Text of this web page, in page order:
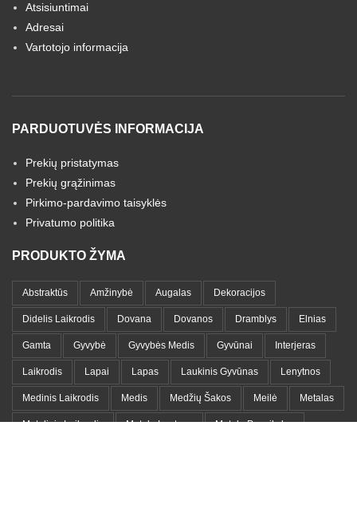
Atsisiuntimai
Adresai
Vartotojo informacija
PARDUOTUVĖS INFORMACIJA
Prekių pristatymas
Prekių grąžinimas
Pirkimo-pardavimo taisyklės
Privatumo politika
PRODUKTO ŽYMA
Abstraktūs Amžinybė Augalas Dekoracijos
Didelis Laikrodis Dovana Dovanos Dramblys Elnias
Gamta Gyvybė Gyvybės Medis Gyvūnai Interjeras
Laikrodis Lapai Lapas Laukinis Gyvūnas Lenytnos
Medinis Laikrodis Medis Medžių Šakos Meilė Metalas
Metalinis Laikrodis Metalo Lentyna Metalo Paveikslas